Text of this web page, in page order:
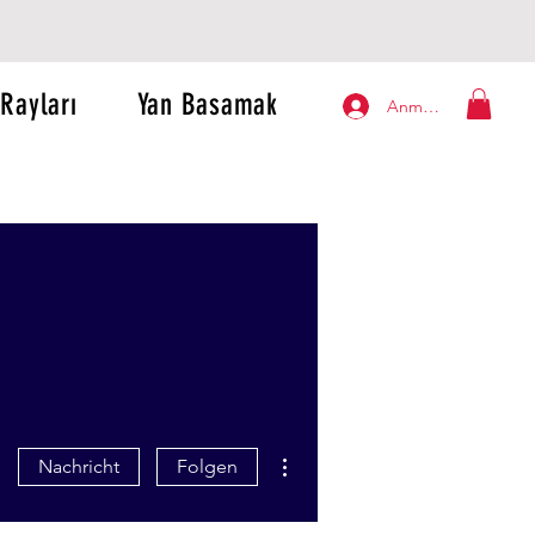
Anmelden
Yan Basamak
Nachricht Folgen